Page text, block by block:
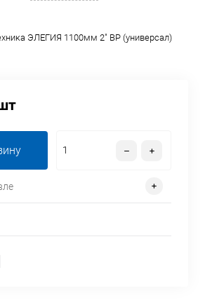
ЭЛЕГИЯ 1100мм 2" ВР (универсал)